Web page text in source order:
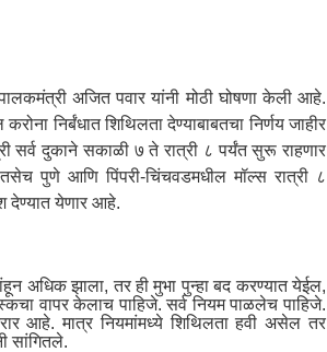
अजित पवार यांनी मोठी घोषणा केली आहे.
निर्बंधात शिथिलता देण्याबाबतचा निर्णय जाहीर
सर्व दुकाने सकाळी ७ ते रात्री ८ पर्यंत सुरू राहणार
पुणे आणि पिंपरी-चिंचवडमधील मॉल्स रात्री ८
देण्यात येणार आहे.
अधिक झाला,तर ही मुभा पुन्हा बद करण्यात येईल,
वापर केलाच पाहिजे. सर्व नियम पाळलेच पाहिजे.
आहे. मात्र नियमांमध्ये शिथिलता हवी असेल तर
सांगितले.